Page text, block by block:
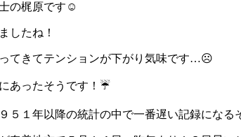
の梶原です☺
したね！
てきてテンションが下がり気味です…☹
あったそうです！☔
５１年以降の統計の中で一番遅い記録になる